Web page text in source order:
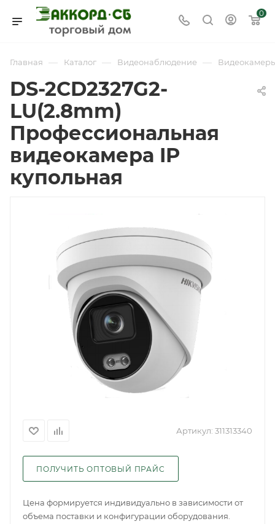
0
Главная — Каталог — Видеонаблюдение —
DS-2CD2327G2-
LU(2.8mm)
Профессиональная
видеокамера IP
купольная
Артикул: 311313340
ПОЛУЧИТЬ ОПТОВЫЙ ПРАЙС
Цена формируется индивидуально в зависимости от
объема поставки и конфигурации оборудования.